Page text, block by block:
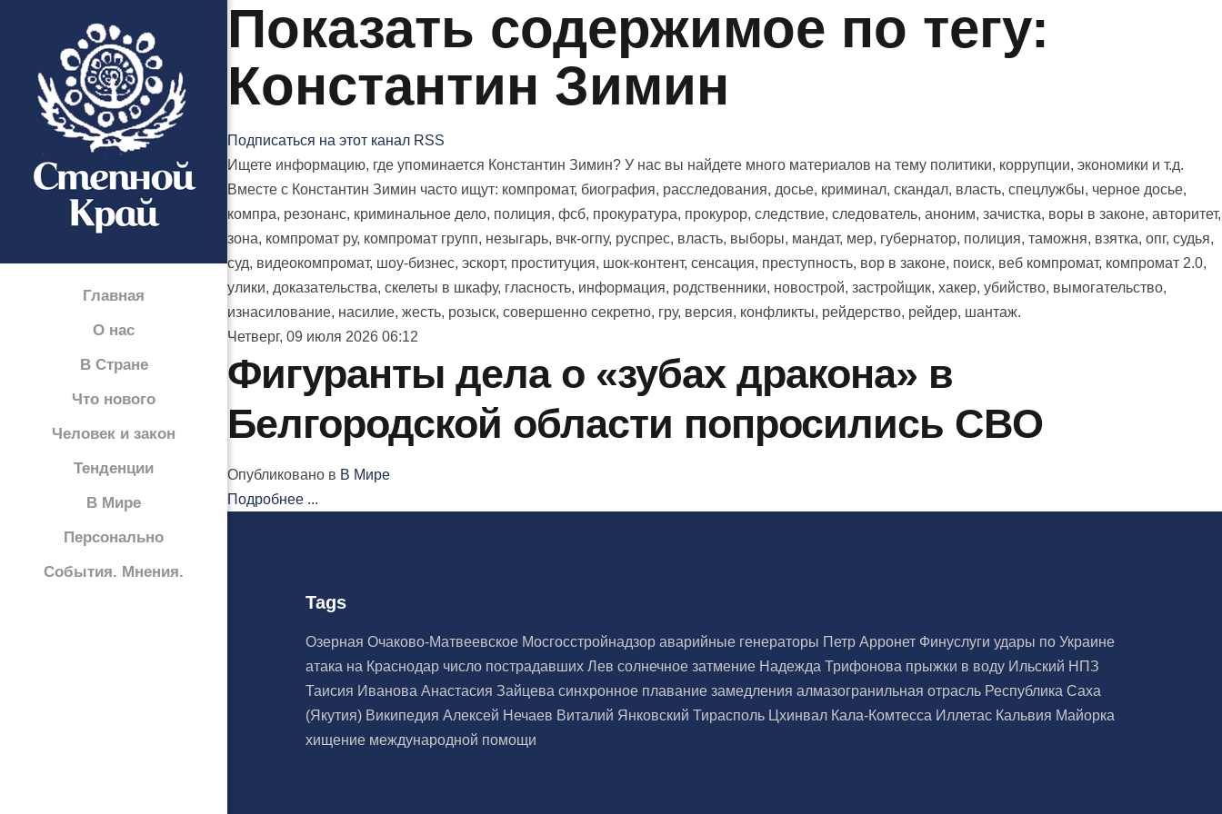
Главная
О нас
В Стране
Что нового
Человек и закон
Тенденции
В Мире
Персонально
События. Мнения.
Показать содержимое по тегу:
Константин Зимин
Подписаться на этот канал RSS
Ищете информацию, где упоминается Константин Зимин? У нас вы найдете много материалов на тему политики, коррупции, экономики и т.д.
Вместе с Константин Зимин часто ищут: компромат, биография, расследования, досье, криминал, скандал, власть, спецлужбы, черное досье,
компра, резонанс, криминальное дело, полиция, фсб, прокуратура, прокурор, следствие, следователь, аноним, зачистка, воры в законе, авторитет,
зона, компромат ру, компромат групп, незыгарь, вчк-огпу, руспрес, власть, выборы, мандат, мер, губернатор, полиция, таможня, взятка, опг, судья,
суд, видеокомпромат, шоу-бизнес, эскорт, проституция, шок-контент, сенсация, преступность, вор в законе, поиск, веб компромат, компромат 2.0,
улики, доказательства, скелеты в шкафу, гласность, информация, родственники, новострой, застройщик, хакер, убийство, вымогательство,
изнасилование, насилие, жесть, розыск, совершенно секретно, гру, версия, конфликты, рейдерство, рейдер, шантаж.
Четверг, 09 июля 2026 06:12
Фигуранты дела о «зубах дракона» в
Белгородской области попросились СВО
Опубликовано в В Мире
Подробнее ...
Tags
ОзернаяОчаково-Матвеевское Мосгосстройнадзораварийные генераторы Петр Арронет Финуслугиудары по Украине
атака на Краснодар число пострадавшихЛевсолнечное затмение Надежда Трифонова прыжки в воду Ильский НПЗ
Таисия ИвановаАнастасия Зайцевасинхронное плаваниезамедленияалмазогранильная отрасль Республика Саха
(Якутия) ВикипедияАлексей Нечаев Виталий ЯнковскийТирасполь Цхинвал Кала-Комтесса Иллетас Кальвия Майорка
хищение международной помощи